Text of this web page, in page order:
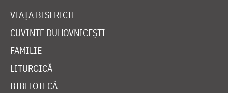
VIAȚA BISERICII
CUVINTE DUHOVNICEȘTI
FAMILIE
LITURGICĂ
BIBLIOTECĂ